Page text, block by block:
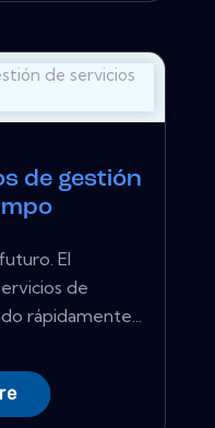
de gestión
El
de
rápidamente...